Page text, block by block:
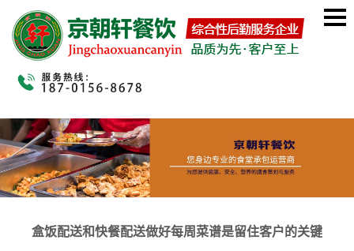
盒饭配送和快餐配送做好每周菜谱是留住客户的关键